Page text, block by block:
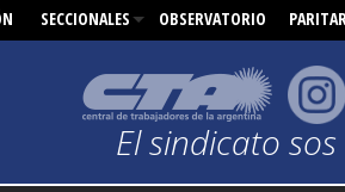
OBSERVATORIO
El sindicato